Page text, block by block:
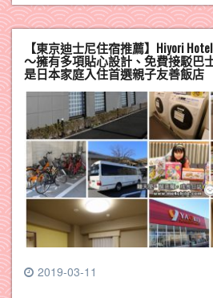
【東京迪士尼住宿推薦】Hiyori
～擁有多項貼心設計、免費接駁巴
是日本家庭入住首選親子友善飯店
2019-03-11